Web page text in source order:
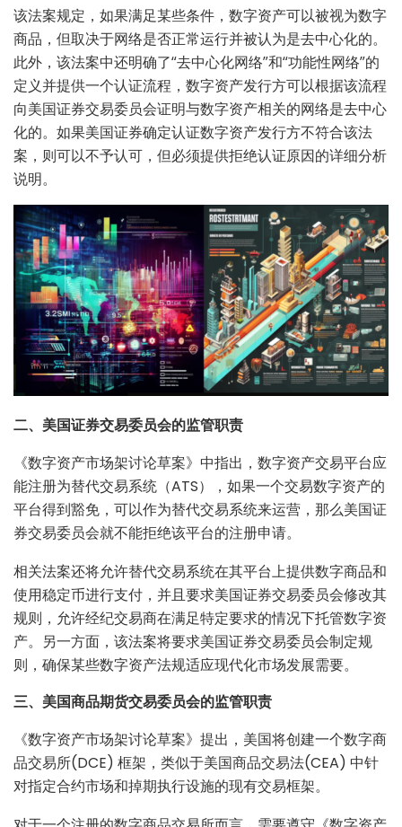
该法案规定，如果满足某些条件，数字资产可以被视为数字
商品，但取决于网络是否正常运行并被认为是去中心化的。
此外，该法案中还明确了“去中心化网络”和“功能性网络”的
定义并提供一个认证流程，数字资产发行方可以根据该流程
向美国证券交易委员会证明与数字资产相关的网络是去中心
化的。如果美国证券确定认证数字资产发行方不符合该法
案，则可以不予认可，但必须提供拒绝认证原因的详细分析
说明。
二、美国证券交易委员会的监管职责
《数字资产市场架讨论草案》中指出，数字资产交易平台应
能注册为替代交易系统（ATS），如果一个交易数字资产的
平台得到豁免，可以作为替代交易系统来运营，那么美国证
券交易委员会就不能拒绝该平台的注册申请。
相关法案还将允许替代交易系统在其平台上提供数字商品和
使用稳定币进行支付，并且要求美国证券交易委员会修改其
规则，允许经纪交易商在满足特定要求的情况下托管数字资
产。另一方面，该法案将要求美国证券交易委员会制定规
则，确保某些数字资产法规适应现代化市场发展需要。
三、美国商品期货交易委员会的监管职责
《数字资产市场架讨论草案》提出，美国将创建一个数字商
品交易所(DCE) 框架，类似于美国商品交易法(CEA) 中针
对指定合约市场和掉期执行设施的现有交易框架。